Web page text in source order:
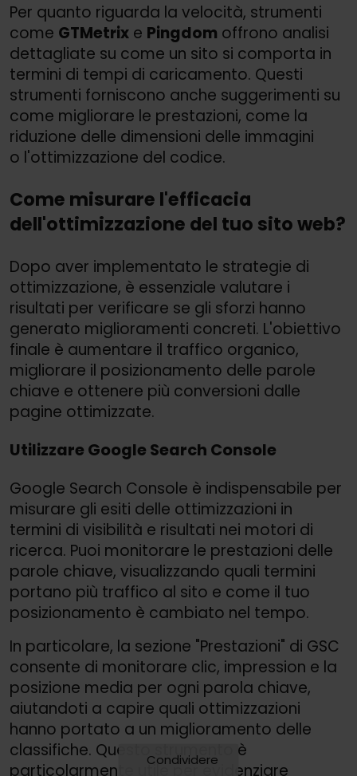
Per quanto riguarda la velocità, strumenti
come GTMetrix e Pingdom offrono analisi
dettagliate su come un sito si comporta in
termini di tempi di caricamento. Questi
strumenti forniscono anche suggerimenti su
come migliorare le prestazioni, come la
riduzione delle dimensioni delle immagini
o l'ottimizzazione del codice.
Come misurare l'efficacia
dell'ottimizzazione del tuo sito web?
Dopo aver implementato le strategie di
ottimizzazione, è essenziale valutare i
risultati per verificare se gli sforzi hanno
generato miglioramenti concreti. L'obiettivo
finale è aumentare il traffico organico,
migliorare il posizionamento delle parole
chiave e ottenere più conversioni dalle
pagine ottimizzate.
Utilizzare Google Search Console
Google Search Console è indispensabile per
misurare gli esiti delle ottimizzazioni in
termini di visibilità e risultati nei motori di
ricerca. Puoi monitorare le prestazioni delle
parole chiave, visualizzando quali termini
portano più traffico al sito e come il tuo
posizionamento è cambiato nel tempo.
In particolare, la sezione "Prestazioni" di GSC
consente di monitorare clic, impression e la
posizione media per ogni parola chiave,
aiutandoti a capire quali ottimizzazioni
hanno portato a un miglioramento delle
classifiche. Questo strumento è
particolarmente utile per evidenziare
Condividere